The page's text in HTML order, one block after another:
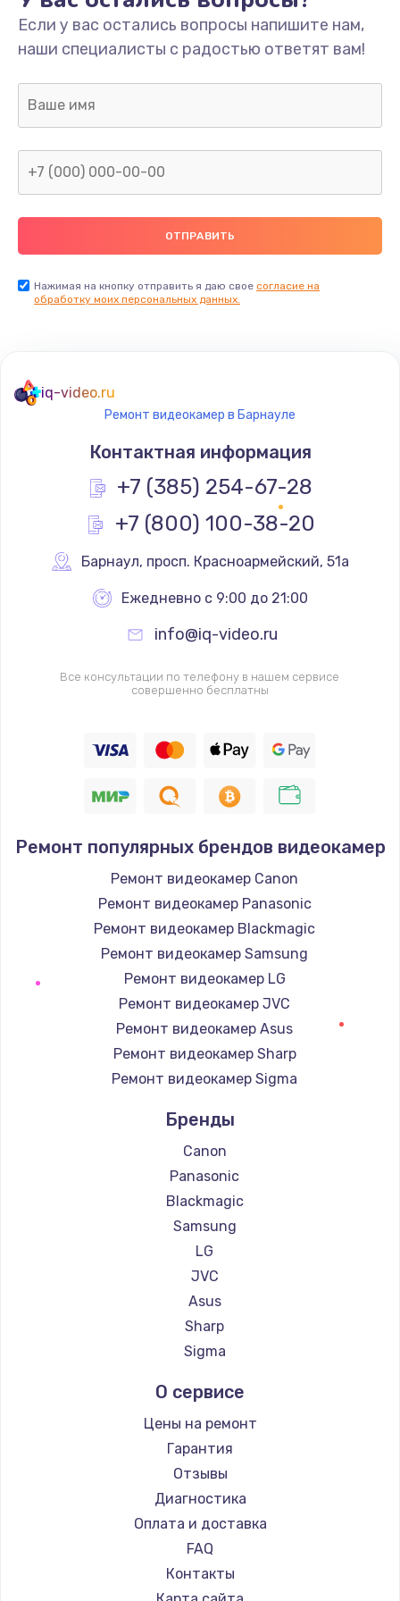
Если у вас остались вопросы напишите нам,
наши специалисты с радостью ответят вам!
Нажимая на кнопку отправить я даю свое согласие на
обработку моих персональных данных.
iq-video.ru
Ремонт видеокамер в Барнауле
Контактная информация
+7 (385) 254-67-28
+7 (800) 100-38-20
Барнаул, просп. Красноармейский, 51а
Ежедневно с 9:00 до 21:00
info@iq-video.ru
Все консультации по телефону в нашем сервисе
совершенно бесплатны
Ремонт популярных брендов видеокамер
Ремонт видеокамер Canon
Ремонт видеокамер Panasonic
Ремонт видеокамер Blackmagic
Ремонт видеокамер Samsung
Ремонт видеокамер LG
Ремонт видеокамер JVC
Ремонт видеокамер Asus
Ремонт видеокамер Sharp
Ремонт видеокамер Sigma
Бренды
Canon
Panasonic
Blackmagic
Samsung
LG
JVC
Asus
Sharp
Sigma
О сервисе
Цены на ремонт
Гарантия
Отзывы
Диагностика
Оплата и доставка
FAQ
Контакты